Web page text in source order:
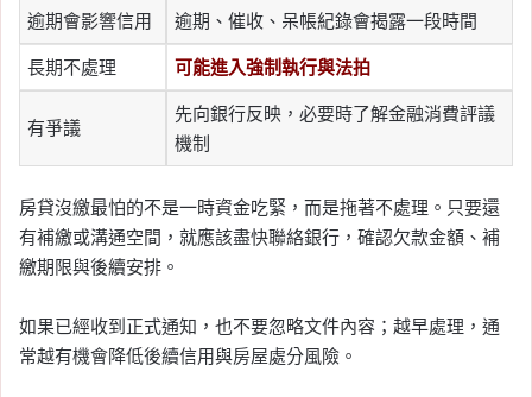
逾期會影響信用 逾期、催收、呆帳紀錄會揭露一段時間
長期不處理 可能進入強制執行與法拍
有爭議
先向銀行反映，必要時了解金融消費評議
機制
房貸沒繳最怕的不是一時資金吃緊，而是拖著不處理。只要還
有補繳或溝通空間，就應該盡快聯絡銀行，確認欠款金額、補
繳期限與後續安排。
如果已經收到正式通知，也不要忽略文件內容；越早處理，通
常越有機會降低後續信用與房屋處分風險。